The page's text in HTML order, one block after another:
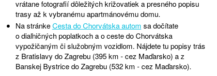
vrátane fotografií dôležitých križovatiek a presného popisu
trasy až k vybranému apartmánovému domu.
Na stránkeCesta do Chorvátska autom sa dočítate
o diaľničných poplatkoch a o ceste do Chorvátska
vypožičaným či služobným vozidlom. Nájdete tupopisy trás
z Bratislavy do Zagrebu (395 km -cez Maďarsko) a z
Banskej Bystrice do Zagrebu (532 km -cez Maďarsko).